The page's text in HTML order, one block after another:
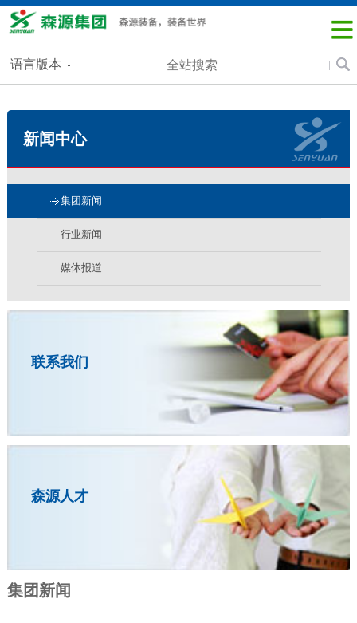
语言版本
新闻中心
集团新闻
行业新闻
媒体报道
联系我们
森源人才
集团新闻